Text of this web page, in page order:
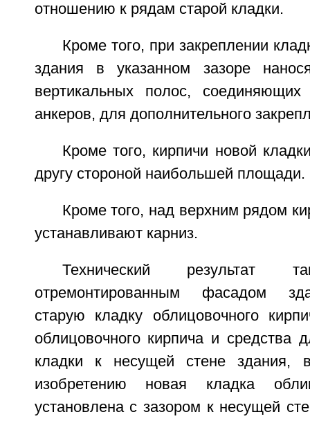
отношению к рядам старой кладки.
Кроме того, при закреплении
здания в указанном зазоре
вертикальных полос, соединяющих
анкеров, для дополнительного
Кроме того, кирпичи новой
другу стороной наибольшей площади.
Кроме того, над верхним рядом
устанавливают карниз.
Технический результат
отремонтированным фасадом
старую кладку облицовочного
облицовочного кирпича и средства
кладки к несущей стене здания,
изобретению новая кладка
установлена с зазором к несущей